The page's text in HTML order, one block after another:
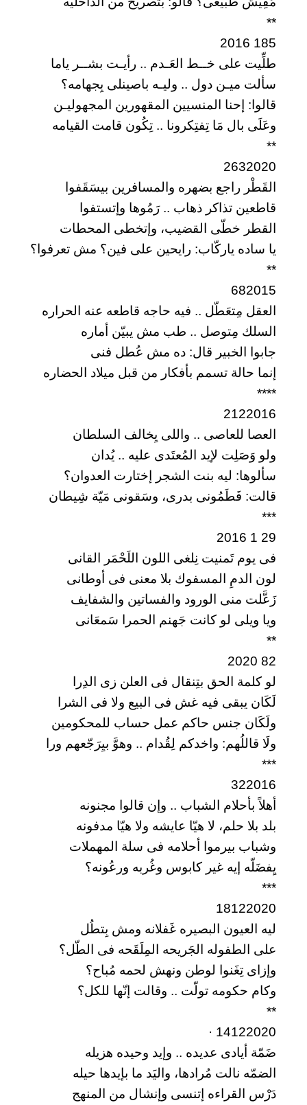
**
185 2016
طلِّيت على خــط العَـدم .. رأيـت بشــر ياما
سألت ميـن دول .. وليـه باصينلى بِجهامه؟
قالوا: إحنا المنسيين المقهورين المجهوليـن
وعَلَى بال مَا تِفتِكرونا .. تِكُون قامت القيامه
**
2632020
القَطْر راجع بضهره والمسافرين بيسَقَفوا
قاطعين تذاكر ذهاب .. رَمُوها وإتستفوا
القطر خطّى القضيب، وإتخطى المحطات
يا ساده ياركّاب: رايحين على فين؟ مش تعرفوا؟
**
682015
العقل مِتعَطّل .. فيه حاجه قاطعه عنه الحراره
السلك مِتوصل .. طب مش يبيّن أماره
جابوا الخبير قال: ده مش عُطل فنى
إنما حالة تسمم بأفكار من قبل ميلاد الحضاره
****
2122016
العصا للعاصى .. واللى يِخالف السلطان
ولو وَصَلِت لإيد المُعتَدى عليه .. يُدان
سألوها: ليه بنت الشجر إختارت العدوان؟
قالت: فَطَمُونى بدرى، وسَقونى مَيّة شِيطان
***
29 1 2016
فى يوم تَمنيت نِلغى اللون اللَحْمَر القانى
لون الدمِ المسفوك بلا معنى فى أوطانى
زَعَّلت منى الورود والفساتين والشفايف
ويا ويلى لو كانت جَهنم الحمرا سَمعَانى
**
82 2020
لو كلمة الحق بتِنقال فى العلن زى الدِرا
لَكَان يبقى فيه غش فى البيع ولا فى الشرا
ولَكَان جنس حاكم عمل حساب للمحكومين
ولَا قاللُهم: واخدكم لِقُدام .. وهوَّ بيِرَجّعهم ورا
***
322016
أهلاً بأحلام الشباب .. وإن قالوا مجنونه
بلد بلا حلم، لا هيّا عايشه ولا هيّا مدفونه
وشباب بيرموا أحلامه فى سلة المهملات
يِفضَلّه إيه غير كابوس وغُربه ورعُونه؟
***
18122020
ليه العيون البصيره غَفلانه ومش بِتطُل
على الطفوله الجَريحه المِلَقَحه فى الطّل؟
وإزاى تِغَنوا لوطن ونهش لحمه مُباح؟
وكام حكومه تولّت .. وقالت إنّها للكل؟
**
14122020 ·
ضَمّة أيادى عديده .. وإيد وحيده هزيله
الضمّه نالت مُرادها، واليَد ما بإيدها حيله
دَرْس القراءه إتنسى وإنشال من المنهج